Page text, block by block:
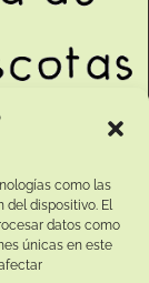
como las
dispositivo. El
datos como
únicas en este
España